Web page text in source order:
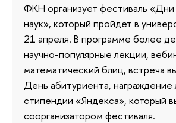
ФКН организует фестиваль
наук», который пройдет в
21 апреля. В программе более
научно-популярные лекции,
математический блиц, встреча
День абитуриента, награждение
стипендии «Яндекса», который
соорганизатором фестиваля.